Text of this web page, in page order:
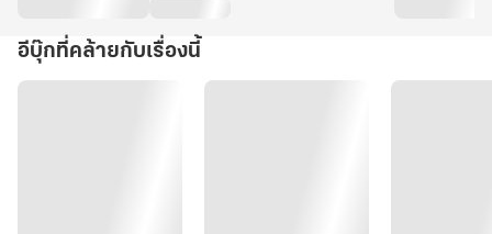
อีบุ๊กที่คล้ายกับเรื่องนี้